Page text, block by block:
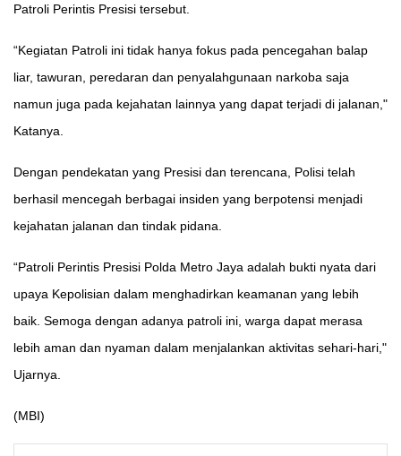
Patroli Perintis Presisi tersebut.
“Kegiatan Patroli ini tidak hanya fokus pada pencegahan balap
liar, tawuran, peredaran dan penyalahgunaan narkoba saja
namun juga pada kejahatan lainnya yang dapat terjadi di jalanan,"
Katanya.
Dengan pendekatan yang Presisi dan terencana, Polisi telah
berhasil mencegah berbagai insiden yang berpotensi menjadi
kejahatan jalanan dan tindak pidana.
“Patroli Perintis Presisi Polda Metro Jaya adalah bukti nyata dari
upaya Kepolisian dalam menghadirkan keamanan yang lebih
baik. Semoga dengan adanya patroli ini, warga dapat merasa
lebih aman dan nyaman dalam menjalankan aktivitas sehari-hari,"
Ujarnya.
(MBI)